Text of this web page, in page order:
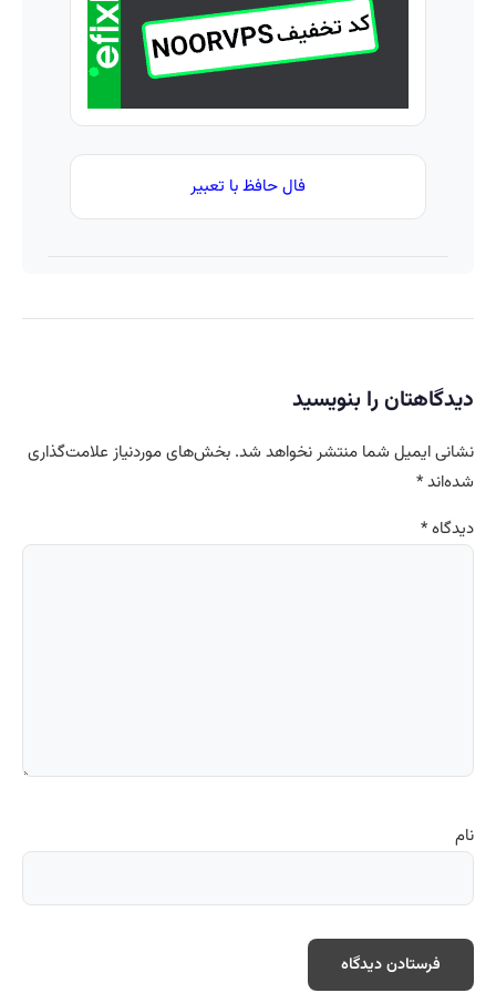
(تخفیف
ویژه)
فال حافظ با تعبیر
دیدگاهتان را بنویسید
نشانی ایمیل شما منتشر نخواهد شد. بخش‌های موردنیاز علامت‌گذاری
شده‌اند*
دیدگاه*
نام